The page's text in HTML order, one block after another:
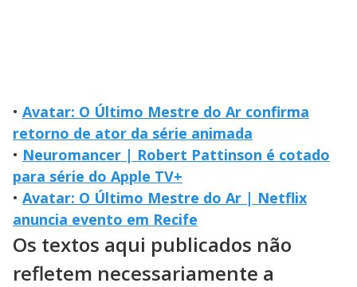
• Avatar: O Último Mestre do Ar confirma
retorno de ator da série animada
• Neuromancer | Robert Pattinson é cotado
para série do Apple TV+
• Avatar: O Último Mestre do Ar | Netflix
anuncia evento em Recife
Os textos aqui publicados não
refletem necessariamente a